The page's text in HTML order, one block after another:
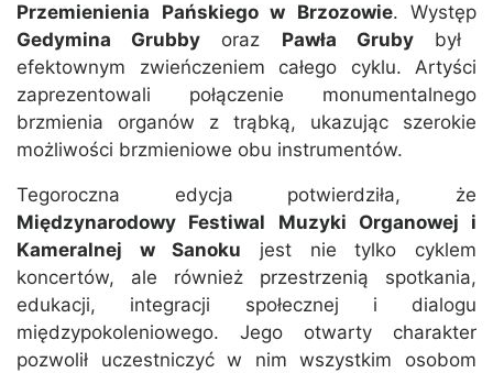
Przemienienia Pańskiego w Brzozowie. Występ
Gedymina Grubby oraz Pawła Grubybył
efektownym zwieńczeniem całego cyklu. Artyści
zaprezentowali połączenie monumentalnego
brzmienia organów z trąbką, ukazując szerokie
możliwości brzmieniowe obu instrumentów.
Tegoroczna edycja potwierdziła, że
Międzynarodowy Festiwal Muzyki Organowej i
Kameralnej w Sanoku jest nie tylko cyklem
koncertów, ale również przestrzenią spotkania,
edukacji, integracji społecznej i dialogu
międzypokoleniowego. Jego otwarty charakter
pozwolił uczestniczyć w nim wszystkim osobom